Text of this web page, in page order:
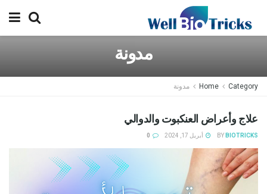
مدونة
Home Category مدونة
علاج وأعراض العنكبوت والدوالي
BY BIOTRICKS أبريل 17, 2024